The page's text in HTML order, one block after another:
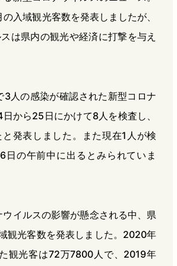
入域観光客数を発表しましたが、
は県内の観光や経済に打撃を与え
3人の感染が確認された新型コロナ
から25日にかけて8人を検査し、
発表しました。また現在1人が検
日の午前中に出るとみられていま
イルスの影響が懸念される中、県
観光客数を発表しました。2020年
観光客は72万7800人で、2019年